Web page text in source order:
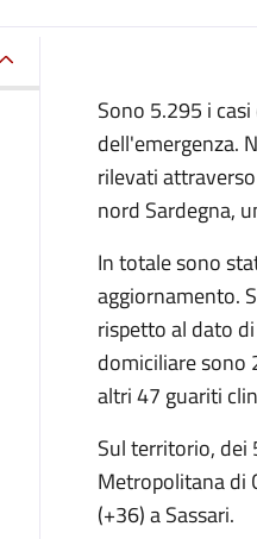
Sono 5.295 i
dell'emergenza.
rilevati
nord Sardegna,
In totale sono
aggiornamento.
rispetto al dato
domiciliare sono
altri 47 guariti
Sul territorio, dei
Metropolitana di
(+36) a Sassari.